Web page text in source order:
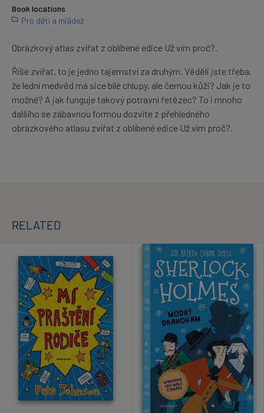
Book locations
Pro děti a mládež
Obrázkový atlas zvířat z oblíbené edice Už vím proč?.
Říše zvířat, to je jedno tajemství za druhým. Věděli jste třeba,
že lední medvěd má sice bílé chlupy, ale černou kůži? Jak je to
možné? A jak funguje takový potravní řetězec? To i mnoho
dalšího se zábavnou formou dozvíte z přehledného
obrázkového atlasu zvířat z oblíbené edice Už vím proč?.
RELATED